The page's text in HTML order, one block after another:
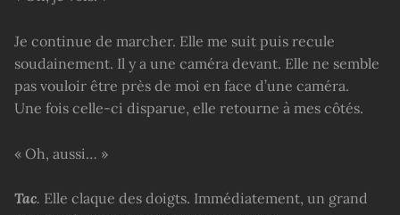
Je continue de marcher. Elle me suit puis recule
soudainement. Il y a une caméra devant. Elle ne semble
pas vouloir être près de moi en face d’une caméra.
Une fois celle-ci disparue, elle retourne à mes côtés.
« Oh, aussi… »
Tac. Elle claque des doigts. Immédiatement, un grand